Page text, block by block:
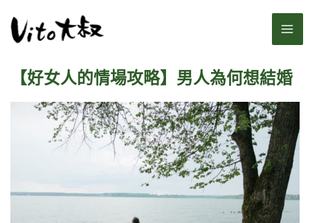
至
【好女人的情場攻略】男人為何想結婚